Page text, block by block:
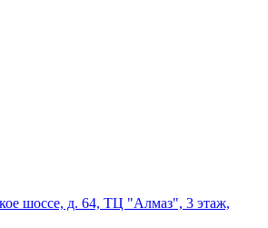
шоссе, д. 64, ТЦ "Алмаз", 3 этаж,